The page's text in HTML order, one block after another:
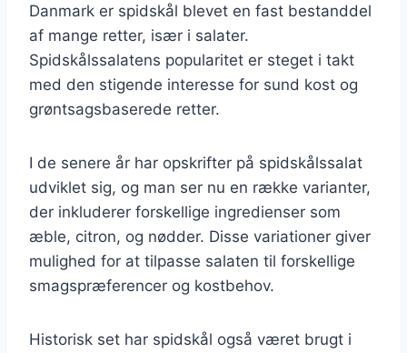
Danmark er spidskål blevet en fast bestanddel
af mange retter, især i salater.
Spidskålssalatens popularitet er steget i takt
med den stigende interesse for sund kost og
grøntsagsbaserede retter.
I de senere år har opskrifter på spidskålssalat
udviklet sig, og man ser nu en række varianter,
der inkluderer forskellige ingredienser som
æble, citron, og nødder. Disse variationer giver
mulighed for at tilpasse salaten til forskellige
smagspræferencer og kostbehov.
Historisk set har spidskål også været brugt i